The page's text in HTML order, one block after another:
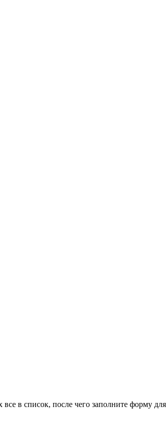
в список, после чего заполните форму